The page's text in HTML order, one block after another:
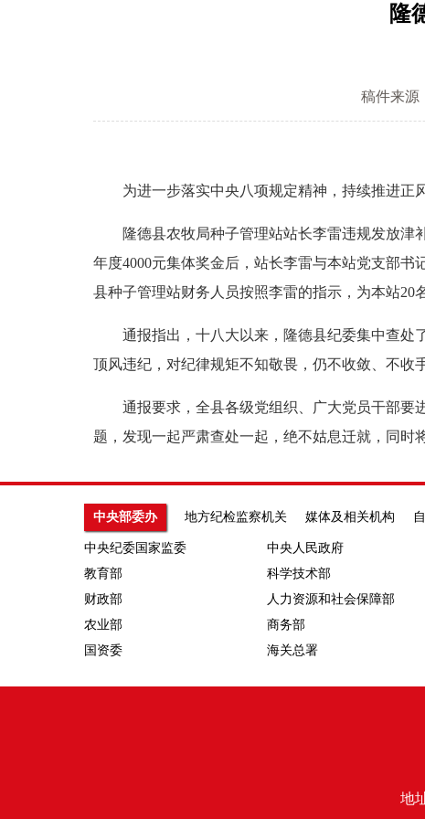
隆
稿件来源
为进一步落实中央八项规定精神，持续推进正风
隆德县农牧局种子管理站站长李雷违规发放津补
年度4000元集体奖金后，站长李雷与本站党支部书
县种子管理站财务人员按照李雷的指示，为本站20
通报指出，十八大以来，隆德县纪委集中查处了
顶风违纪，对纪律规矩不知敬畏，仍不收敛、不收
通报要求，全县各级党组织、广大党员干部要进
题，发现一起严肃查处一起，绝不姑息迁就，同时
中央部委办 地方纪检监察机关 媒体及相关机构
中央纪委国家监委 中央人民政府
教育部
科学技术部
财政部
人力资源和社会保障部
农业部
商务部
国资委
海关总署
地